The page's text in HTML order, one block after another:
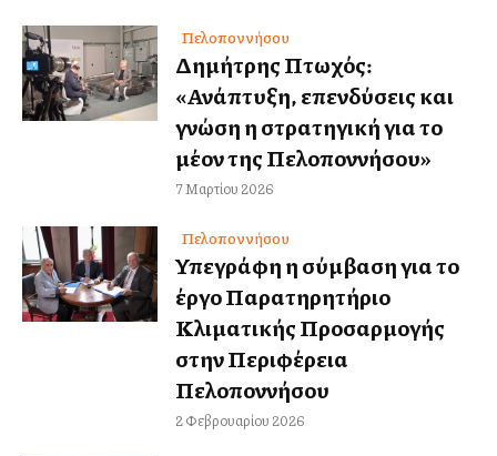
Πελοποννήσου
Δημήτρης Πτωχός:
«Ανάπτυξη, επενδύσεις και
γνώση η στρατηγική για το
μέλλον της Πελοποννήσου»
7 Μαρτίου 2026
Πελοποννήσου
Υπεγράφη η σύμβαση για το
έργο Παρατηρητήριο
Κλιματικής Προσαρμογής
στην Περιφέρεια
Πελοποννήσου
2 Φεβρουαρίου 2026